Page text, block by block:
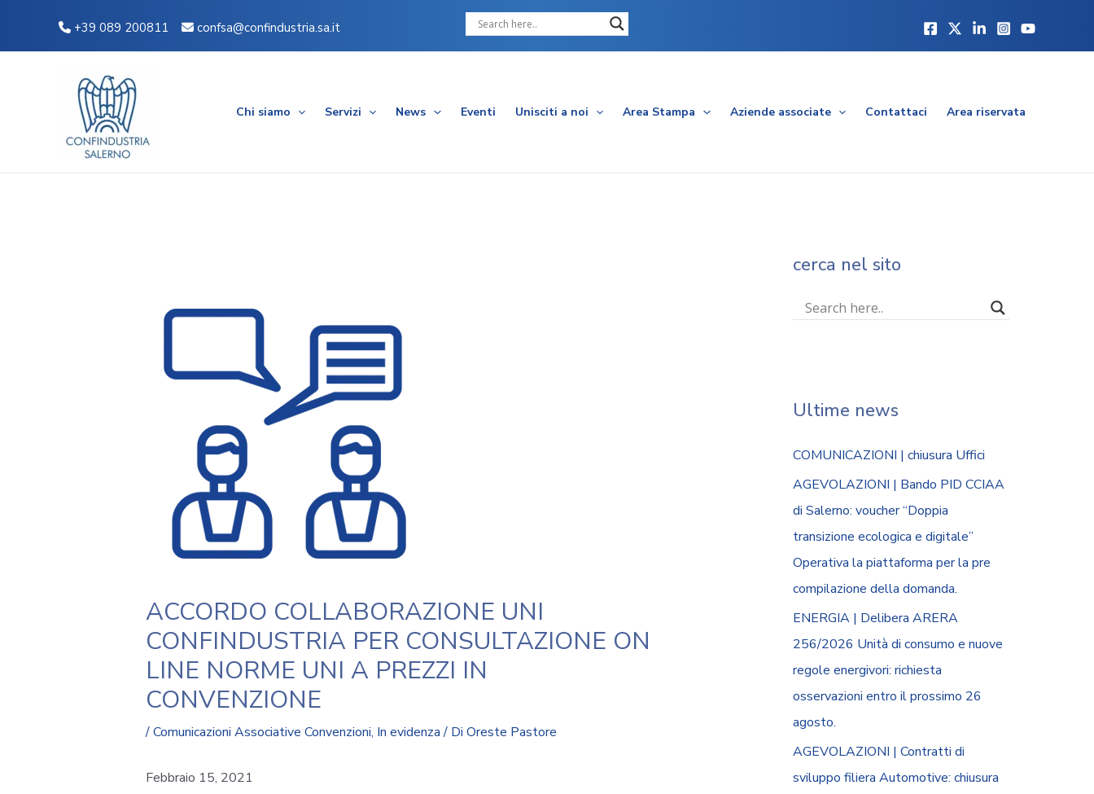
contenuto
+39 089 200811 confsa@confindustria.sa.it
Chi siamo Servizi News Eventi Unisciti a noi Area Stampa Aziende associate Contattaci Area riservata
ACCORDO COLLABORAZIONE UNI
CONFINDUSTRIA PER CONSULTAZIONE ON
LINE NORME UNI A PREZZI IN
CONVENZIONE
/Comunicazioni Associative Convenzioni, In evidenza/ Di Oreste Pastore
Febbraio 15, 2021
articoli
cerca nel sito
Ultime news
COMUNICAZIONI | chiusura Uffici
AGEVOLAZIONI | Bando PID CCIAA
di Salerno: voucher “Doppia
transizione ecologica e digitale”
Operativa la piattaforma per la pre
compilazione della domanda.
ENERGIA | Delibera ARERA
256/2026 Unità di consumo e nuove
regole energivori: richiesta
osservazioni entro il prossimo 26
agosto.
AGEVOLAZIONI | Contratti di
sviluppo filiera Automotive: chiusura